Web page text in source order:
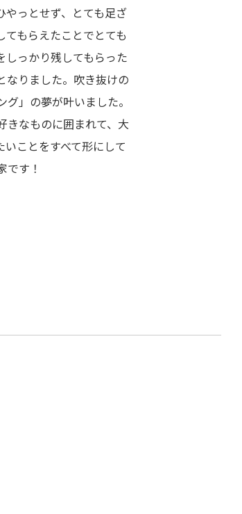
やっとせず、とても足ざ
もらえたことでとても
しっかり残してもらった
なりました。吹き抜けの
」の夢が叶いました。
きなものに囲まれて、大
ことをすべて形にして
です！